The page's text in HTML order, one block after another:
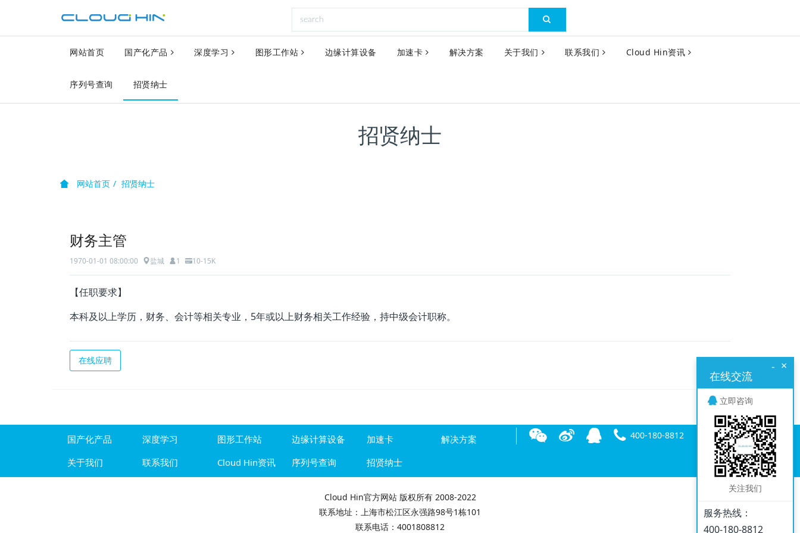
网站首页 国产化产品 深度学习 图形工作站 边缘计算设备 加速卡 解决方案 关于我们 联系我们 Cloud Hin资讯
序列号查询 招贤纳士
招贤纳士
网站首页 招贤纳士
财务主管
1970-01-01 08:00:00 盐城 1 10-15K
【任职要求】
本科及以上学历，财务、会计等相关专业，5年或以上财务相关工作经验，持中级会计职称。
在线应聘
国产化产品 深度学习 图形工作站 边缘计算设备 加速卡
解决方案
关于我们
联系我们 Cloud Hin资讯 序列号查询 招贤纳士
400-180-8812
Cloud Hin官方网站 版权所有 2008-2022
联系地址：上海市松江区永强路98号1栋101
联系电话：4001808812
×
-
在线交流
立即咨询
关注我们
服务热线：
400-180-8812